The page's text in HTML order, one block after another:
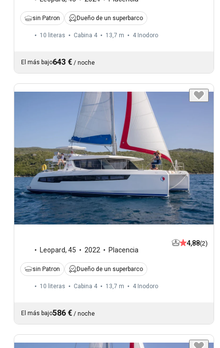
sin Patron Dueño de un superbarco
10 literas Cabina 4 13,7 m 4 Inodoro
El más bajo643 € / noche
Leopard, 45 2022 Placencia
4,88(2)
sin Patron Dueño de un superbarco
10 literas Cabina 4 13,7 m 4 Inodoro
El más bajo586 € / noche